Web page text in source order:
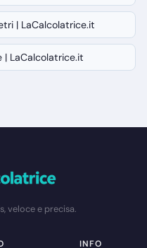
| LaCalcolatrice.it
| LaCalcolatrice.it
veloce e precisa.
INFO